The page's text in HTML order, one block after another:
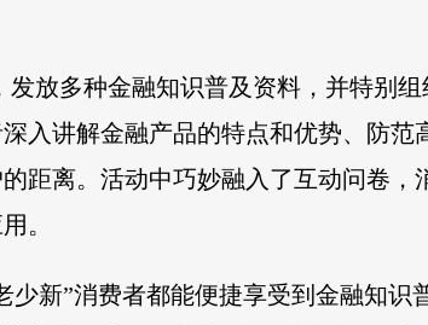
放多种金融知识普及资料，并特别组
入讲解金融产品的特点和优势、防范
距离。活动中巧妙融入了互动问卷，
。
新”消费者都能便捷享受到金融知识